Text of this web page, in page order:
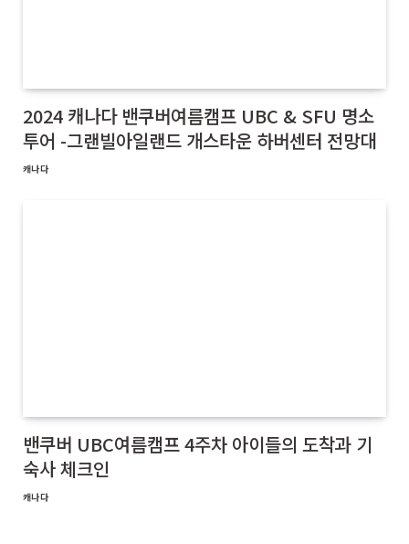
2024 캐나다 밴쿠버여름캠프 UBC & SFU 명소
투어 -그랜빌아일랜드 개스타운 하버센터 전망대
캐나다
밴쿠버 UBC여름캠프 4주차 아이들의 도착과 기
숙사 체크인
캐나다